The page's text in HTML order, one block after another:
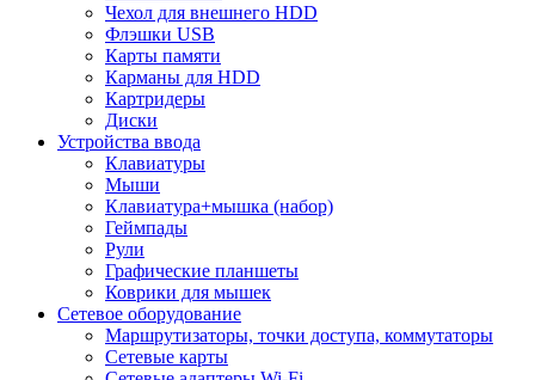
Чехол для внешнего HDD
Флэшки USB
Карты памяти
Карманы для HDD
Картридеры
Диски
Устройства ввода
Клавиатуры
Мыши
Клавиатура+мышка (набор)
Геймпады
Рули
Графические планшеты
Коврики для мышек
Сетевое оборудование
Маршрутизаторы, точки доступа, коммутаторы
Сетевые карты